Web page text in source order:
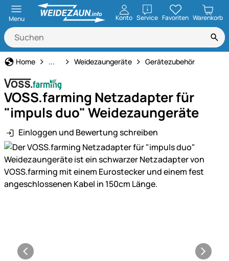
Menu Konto ServiceöffnenFavoriten Warenkorb
Home Weidezaun
... Weidezaungeräte Gerätezubehör
VOSS.farming Netzadapter für
"impuls duo" Weidezaungeräte
Einloggen und Bewertung schreiben
Produktgalerie